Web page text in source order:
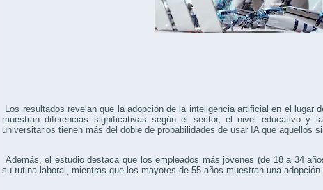
Los resultados revelan que la adopción de la inteligencia artificial en el lugar
muestran diferencias significativas según el sector, el nivel educativo y
universitarios tienen más del doble de probabilidades de usar IA que aquellos
Además, el estudio destaca que los empleados más jóvenes (de 18 a 34
su rutina laboral, mientras que los mayores de 55 años muestran una adopción